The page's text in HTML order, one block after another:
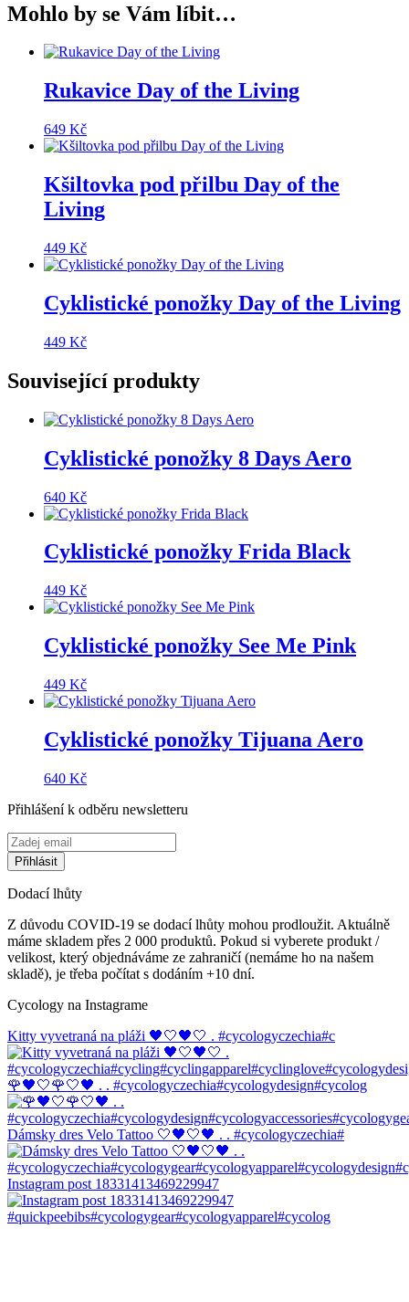
Mohlo by se Vám líbit…
Rukavice Day of the Living
649 Kč
Kšiltovka pod přilbu Day of the
Living
449 Kč
Cyklistické ponožky Day of the Living
449 Kč
Související produkty
Cyklistické ponožky 8 Days Aero
640 Kč
Cyklistické ponožky Frida Black
449 Kč
Cyklistické ponožky See Me Pink
449 Kč
Cyklistické ponožky Tijuana Aero
640 Kč
Přihlášení k odběru newsletteru
Dodací lhůty
Z důvodu COVID-19 se dodací lhůty mohou prodloužit. Aktuálně
máme skladem přes 2 000 produktů. Pokud si vyberete produkt /
velikost, který objednáváme ze zahraničí (nemáme ho na našem
skladě), je třeba počítat s dodáním +10 dní.
Cycology na Instagrame
Kitty vyvetraná na pláži 🖤🤍🖤🤍 . #cycologyczechia#c
🌹🖤🤍🌹🤍🖤 . . #cycologyczechia#cycologydesign#cycolog
Dámsky dres Velo Tattoo 🤍🖤🤍🖤 . . #cycologyczechia#
Instagram post 18331413469229947
#quickpeebibs#cycologygear#cycologyapparel#cycolog